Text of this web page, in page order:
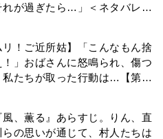
れが過ぎたら…」＜ネタバレあ
リ！ご近所姑】「こんなもん捨
」おばさんに怒鳴られ、傷つ
私たちが取った行動は…【第3
風、薫る』あらすじ。りん、直
らの思いが通じて、村人たちは